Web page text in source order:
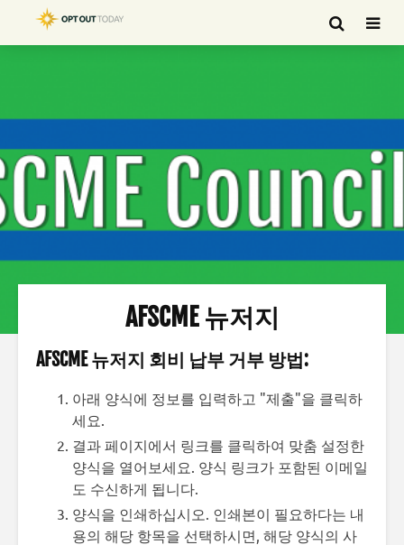
AFSCME 뉴저지
AFSCME 뉴저지 회비 납부 거부 방법:
아래 양식에 정보를 입력하고 "제출"을 클릭하
세요.
결과 페이지에서 링크를 클릭하여 맞춤 설정한
양식을 열어보세요. 양식 링크가 포함된 이메일
도 수신하게 됩니다.
양식을 인쇄하십시오. 인쇄본이 필요하다는 내
용의 해당 항목을 선택하시면, 해당 양식의 사